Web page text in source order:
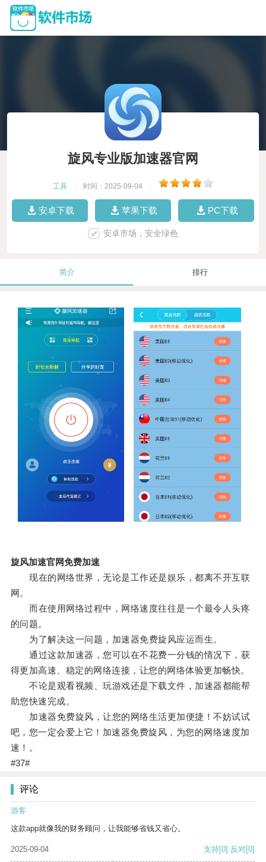
旋风专业版加速器官网
工具 时间：2025-09-04
安卓下载 苹果下载 PC下载
安卓市场，安全绿色
简介 排行
旋风加速官网免费加速
现在的网络世界，无论是工作还是娱乐，都离不开互联
网。
而在使用网络过程中，网络速度往往是一个最令人头疼
的问题。
为了解决这一问题，加速器免费旋风应运而生。
通过这款加速器，您可以在不花费一分钱的情况下，获
得更加高速、稳定的网络连接，让您的网络体验更加畅快。
不论是观看视频、玩游戏还是下载文件，加速器都能帮
助您快速完成。
加速器免费旋风，让您的网络生活更加便捷！不妨试试
吧，您一定会爱上它！加速器免费旋风，为您的网络速度加
速！。
#37#
评论
游客
这款app就像我的财务顾问，让我能够省钱又省心。
2025-09-04 支持[0] 反对[0]